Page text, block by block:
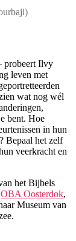
probeert Ilvy
leven met
wat nog wél
bent. Hoe
in hun
Bepaal het zelf
veerkracht en
het Bijbels
OBA Oosterdok,
Museum van